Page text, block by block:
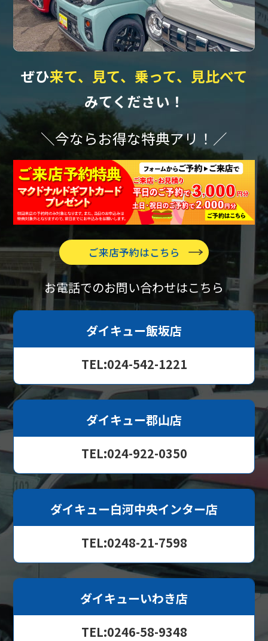
ぜひ来て、見て、乗って、見比べて
みてください！
＼今ならお得な特典アリ！／
ご来店予約はこちら
お電話でのお問い合わせはこちら
ダイキュー飯坂店
TEL:024-542-1221
ダイキュー郡山店
TEL:024-922-0350
ダイキュー白河中央インター店
TEL:0248-21-7598
ダイキューいわき店
TEL:0246-58-9348